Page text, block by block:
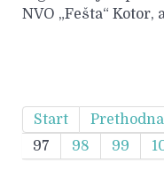
NVO „Fešta“
Start Prethodna
97
98 99